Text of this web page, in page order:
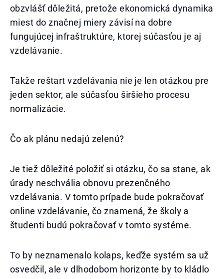
obzvlášť dôležitá, pretože ekonomická dynamika
miest do značnej miery závisí na dobre
fungujúcej infraštruktúre, ktorej súčasťou je aj
vzdelávanie.
Takže reštart vzdelávania nie je len otázkou pre
jeden sektor, ale súčasťou širšieho procesu
normalizácie.
Čo ak plánu nedajú zelenú?
Je tiež dôležité položiť si otázku, čo sa stane, ak
úrady neschvália obnovu prezenčného
vzdelávania. V tomto prípade bude pokračovať
online vzdelávanie, čo znamená, že školy a
študenti budú pokračovať v tomto systéme.
To by neznamenalo kolaps, keďže systém sa už
osvedčil, ale v dlhodobom horizonte by to kládlo